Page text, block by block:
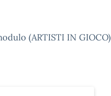
(ARTISTI IN GIOCO)